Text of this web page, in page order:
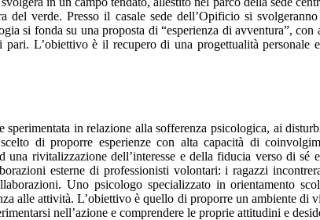
del verde. Presso il casale sede dell’Opificio si
si fonda su una proposta di “esperienza di avventura”, con
L’obiettivo è il recupero di una progettualità personale
in relazione alla sofferenza psicologica, ai
di proporre esperienze con alta capacità di
una rivitalizzazione dell’interesse e della fiducia verso di
esterne di professionisti volontari: i ragazzi
Uno psicologo specializzato in orientamento
alle attività. L’obiettivo è quello di proporre un ambiente di
nell’azione e comprendere le proprie attitudini e